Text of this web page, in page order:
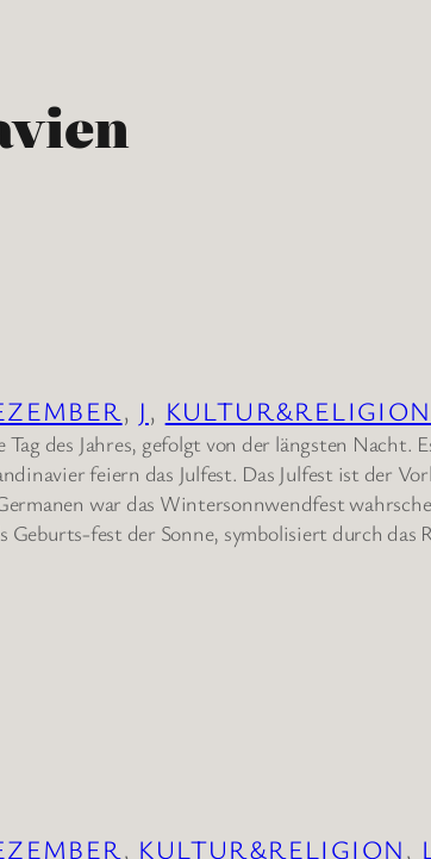
, J , KULTUR&RELIGION
des Jahres, gefolgt von der längsten Nacht.
feiern das Julfest. Das Julfest ist der
war das Wintersonnwendfest
Geburts-fest der Sonne, symbolisiert durch das
, KULTUR&RELIGION,